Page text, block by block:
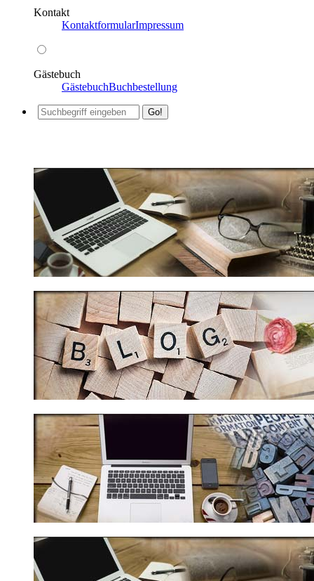
Kontakt
KontaktformularImpressum
Gästebuch
GästebuchBuchbestellung